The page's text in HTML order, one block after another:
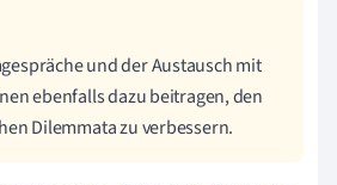
und der Austausch mit
ebenfalls dazu beitragen, den
Dilemmata zu verbessern.